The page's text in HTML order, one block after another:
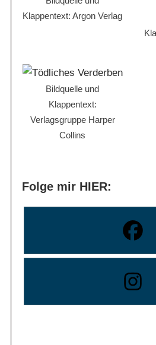
Klappentext: Argon Verlag
Bildquelle und
Klappentext:
Verlagsgruppe Harper
Collins
Folge mir HIER: